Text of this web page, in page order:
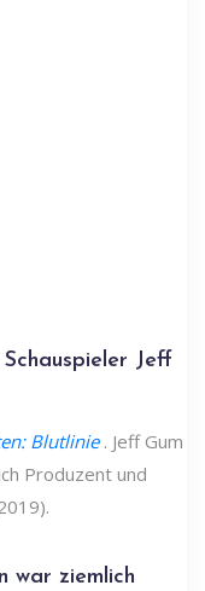
Jeff
Blutlinie . Jeff Gum
Produzent und
war ziemlich